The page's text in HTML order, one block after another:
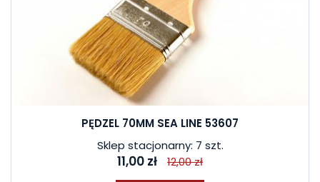
PĘDZEL 70MM SEA LINE 53607
Sklep stacjonarny: 7 szt.
11,00 zł 12,00 zł